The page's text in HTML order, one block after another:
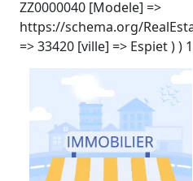
ZZ0000040 [Modele] =>
https://schema.org/
=> 33420 [ville] => Espiet ) ) 1